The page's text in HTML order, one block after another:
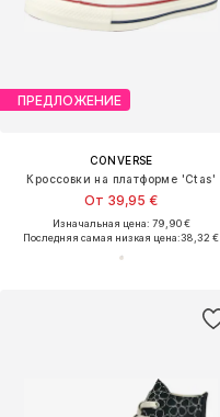
ПРЕДЛОЖЕНИЕ
CONVERSE
Кроссовки на платформе 'Ctas'
От 39,95 €
Изначальная цена: 79,90 €
Последняя самая низкая цена:38,32 €